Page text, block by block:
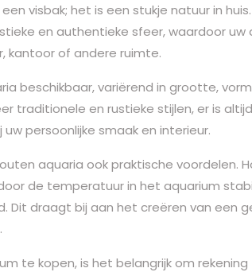
visbak; het is een stukje natuur in
en authentieke sfeer, waardoor uw
kantoor of andere ruimte.
beschikbaar, variërend in grootte,
traditionele en rustieke stijlen, er is
persoonlijke smaak en interieur.
aquaria ook praktische voordelen.
de temperatuur in het aquarium
Dit draagt bij aan het creëren van een
te kopen, is het belangrijk om